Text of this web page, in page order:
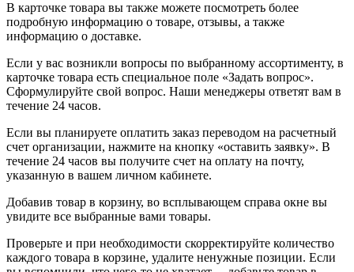
В карточке товара вы также можете посмотреть более
подробную информацию о товаре, отзывы, а также
информацию о доставке.
Если у вас возникли вопросы по выбранному ассортименту, в
карточке товара есть специальное поле «Задать вопрос».
Сформулируйте свой вопрос. Наши менеджеры ответят вам в
течение 24 часов.
Если вы планируете оплатить заказ переводом на расчетный
счет организации, нажмите на кнопку «оставить заявку». В
течение 24 часов вы получите счет на оплату на почту,
указанную в вашем личном кабинете.
Добавив товар в корзину, во всплывающем справа окне вы
увидите все выбранные вами товары.
Проверьте и при необходимости скорректируйте количество
каждого товара в корзине, удалите ненужные позиции. Если